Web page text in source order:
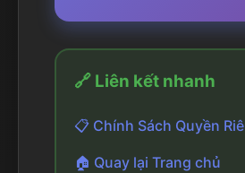
🔗 Liên kết nhanh
📋 Chính Sách Quyền
🏠 Quay lại Trang chủ